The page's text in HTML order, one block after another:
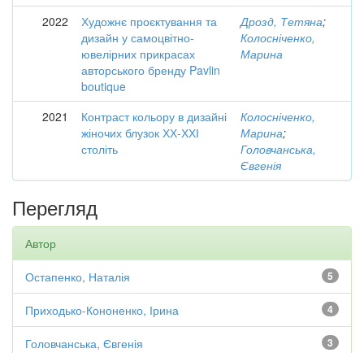
2022
Художнє проєктування та
дизайн у самоцвітно-
ювелірних прикрасах
авторського бренду Pavlin
boutique
Дрозд, Тетяна;
Колосніченко,
Марина
2021
Контраст кольору в дизайні
жіночих блузок ХХ-ХХІ
століть
Колосніченко,
Марина;
Головчанська,
Євгенія
Перегляд
Автор
5
Остапенко, Наталія
4
Приходько-Кононенко, Ірина
3
Головчанська, Євгенія